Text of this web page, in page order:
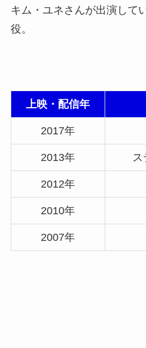
キム・ユネさんが出演して
役。
上映・配信年
2017年
2013年 ス
2012年
2010年
2007年